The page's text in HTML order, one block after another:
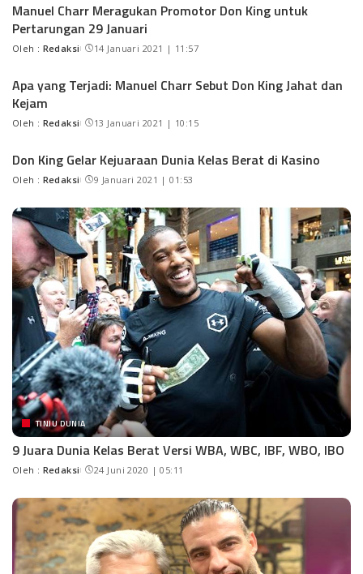
Manuel Charr Meragukan Promotor Don King untuk
Pertarungan 29 Januari
Oleh : Redaksi 14 Januari 2021 | 11:57
Apa yang Terjadi: Manuel Charr Sebut Don King Jahat dan
Kejam
Oleh : Redaksi 13 Januari 2021 | 10:15
Don King Gelar Kejuaraan Dunia Kelas Berat di Kasino
Oleh : Redaksi 9 Januari 2021 | 01:53
TINJU DUNIA
9 Juara Dunia Kelas Berat Versi WBA, WBC, IBF, WBO, IBO
Oleh : Redaksi 24 Juni 2020 | 05:11